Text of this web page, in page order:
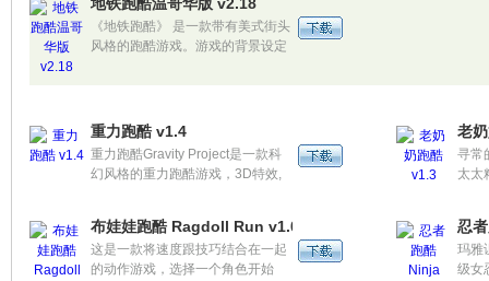
《地铁跑酷》 是一款带有美式街头
风格的跑酷游戏。游戏的背景设定
查员和猎狗的追踪！游戏画面可爱
精致，采用3D立体视角，在充满动
感和色彩艳丽的画面中奔跑、跳
跃、翻滚，一起来加入最好玩的地
重力跑酷 v1.4
重力跑酷Gravity Project是一款科
幻风格的重力跑酷游戏，3D特效,
着你,你还在犹豫什么!
老
寻常
太太
太，
只有
敌。
布娃娃跑酷 Ragdoll Run v1.0.0.1
这是一款将速度跟技巧结合在一起
的动作游戏，选择一个角色开始
忍
玛雅
级女